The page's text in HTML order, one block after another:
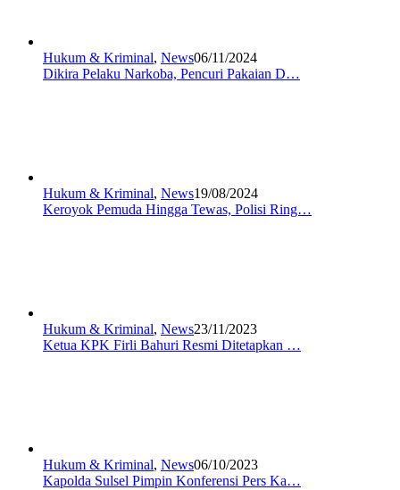
Hukum & Kriminal, News06/11/2024
Dikira Pelaku Narkoba, Pencuri Pakaian D…
Hukum & Kriminal, News19/08/2024
Keroyok Pemuda Hingga Tewas, Polisi Ring…
Hukum & Kriminal, News23/11/2023
Ketua KPK Firli Bahuri Resmi Ditetapkan …
Hukum & Kriminal, News06/10/2023
Kapolda Sulsel Pimpin Konferensi Pers Ka…